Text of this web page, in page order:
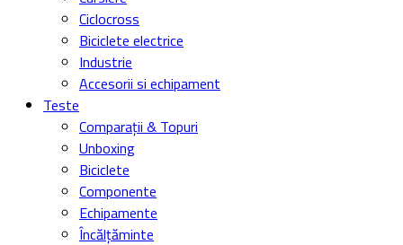
Ciclocross
Biciclete electrice
Industrie
Accesorii si echipament
Teste
Comparații & Topuri
Unboxing
Biciclete
Componente
Echipamente
Încălțăminte